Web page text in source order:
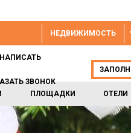
НЕДВИЖИМОСТЬ
ПЛОЩАДКИ ОТЕЛИ
НАПИСАТЬ
ЗВОНОК